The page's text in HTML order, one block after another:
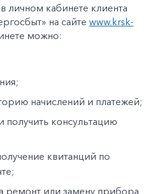
личном кабинете клиента
на сайте www.krsk-
можно:
начислений и платежей;
получить консультацию
квитанций по
ремонт или замену прибора